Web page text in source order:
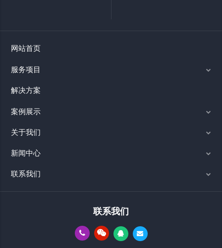
网站首页
服务项目
解决方案
案例展示
关于我们
新闻中心
联系我们
联系我们